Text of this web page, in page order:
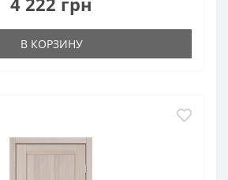
В КОРЗИНУ